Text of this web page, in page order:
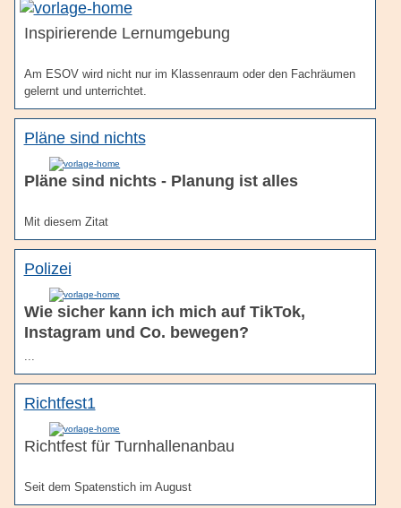
Inspirierende Lernumgebung
Am ESOV wird nicht nur im Klassenraum oder den Fachräumen
gelernt und unterrichtet.
Pläne sind nichts
Pläne sind nichts - Planung ist alles
Mit diesem Zitat
Polizei
Wie sicher kann ich mich auf TikTok,
Instagram und Co. bewegen?
...
Richtfest1
Richtfest für Turnhallenanbau
Seit dem Spatenstich im August